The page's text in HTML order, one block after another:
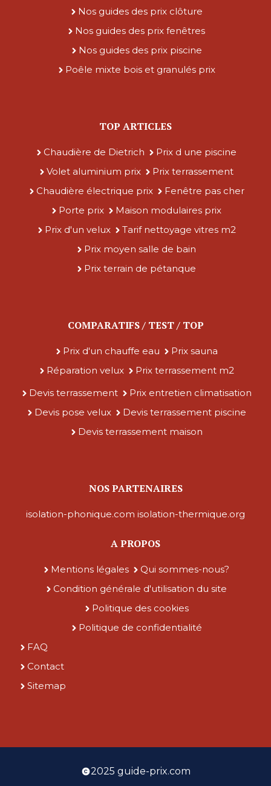
Nos guides des prix clôture
Nos guides des prix fenêtres
Nos guides des prix piscine
Poêle mixte bois et granulés prix
TOP ARTICLES
Chaudière de Dietrich
Prix d une piscine
Volet aluminium prix
Prix terrassement
Chaudière électrique prix
Fenêtre pas cher
Porte prix
Maison modulaires prix
Prix d'un velux
Tarif nettoyage vitres m2
Prix moyen salle de bain
Prix terrain de pétanque
COMPARATIFS / TEST / TOP
Prix d'un chauffe eau
Prix sauna
Réparation velux
Prix terrassement m2
Devis terrassement
Prix entretien climatisation
Devis pose velux
Devis terrassement piscine
Devis terrassement maison
NOS PARTENAIRES
isolation-phonique.com isolation-thermique.org
A PROPOS
Mentions légales
Qui sommes-nous?
Condition générale d'utilisation du site
Politique des cookies
Politique de confidentialité
FAQ
Contact
Sitemap
2025 guide-prix.com